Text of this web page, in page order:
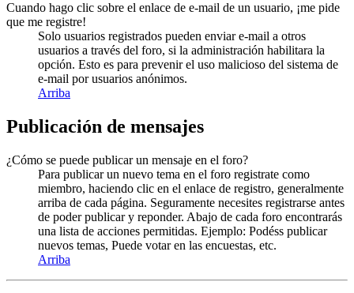
Cuando hago clic sobre el enlace de e-mail de un usuario, ¡me pide
que me registre!
Solo usuarios registrados pueden enviar e-mail a otros
usuarios a través del foro, si la administración habilitara la
opción. Esto es para prevenir el uso malicioso del sistema de
e-mail por usuarios anónimos.
Arriba
Publicación de mensajes
¿Cómo se puede publicar un mensaje en el foro?
Para publicar un nuevo tema en el foro registrate como
miembro, haciendo clic en el enlace de registro, generalmente
arriba de cada página. Seguramente necesites registrarse antes
de poder publicar y reponder. Abajo de cada foro encontrarás
una lista de acciones permitidas. Ejemplo: Podéss publicar
nuevos temas, Puede votar en las encuestas, etc.
Arriba